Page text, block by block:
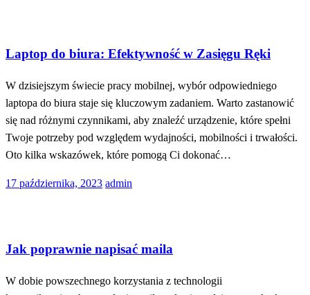
Laptop do biura: Efektywność w Zasięgu Ręki
W dzisiejszym świecie pracy mobilnej, wybór odpowiedniego
laptopa do biura staje się kluczowym zadaniem. Warto zastanowić
się nad różnymi czynnikami, aby znaleźć urządzenie, które spełni
Twoje potrzeby pod względem wydajności, mobilności i trwałości.
Oto kilka wskazówek, które pomogą Ci dokonać…
Opublikowane
17 października, 2023 admin
Jak poprawnie napisać maila
W dobie powszechnego korzystania z technologii